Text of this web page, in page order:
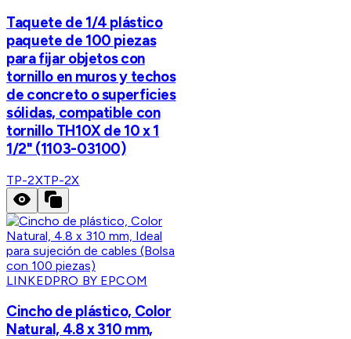
Taquete de 1/4 plástico
paquete de 100 piezas
para fijar objetos con
tornillo en muros y techos
de concreto o superficies
sólidas, compatible con
tornillo TH10X de 10 x 1
1/2" (1103-03100)
TP-2XTP-2X
LINKEDPRO BY EPCOM
Cincho de plástico, Color
Natural, 4.8 x 310 mm,